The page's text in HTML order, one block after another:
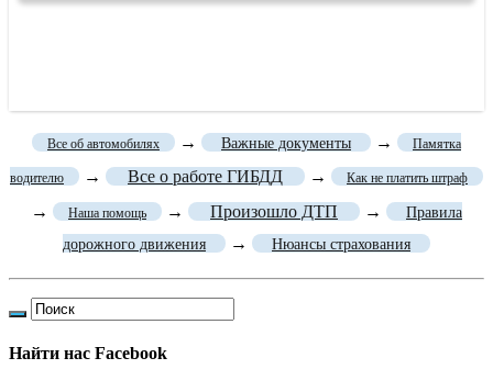
Все об автомобилях → Важные документы → Памятка
водителю → Все о работе ГИБДД → Как не платить штраф
→ Наша помощь → Произошло ДТП →
Правила
дорожного движения
→ Нюансы страхования
Найти нас Facebook